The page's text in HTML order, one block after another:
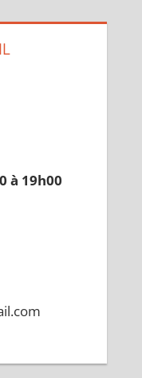
à 19h00